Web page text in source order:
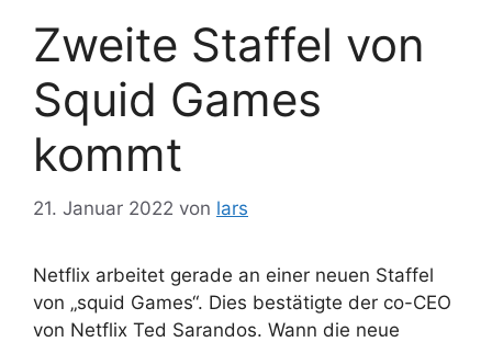
Zweite Staffel von
Squid Games
kommt
21. Januar 2022 von lars
Netflix arbeitet gerade an einer neuen Staffel
von „squid Games“. Dies bestätigte der co-CEO
von Netflix Ted Sarandos. Wann die neue